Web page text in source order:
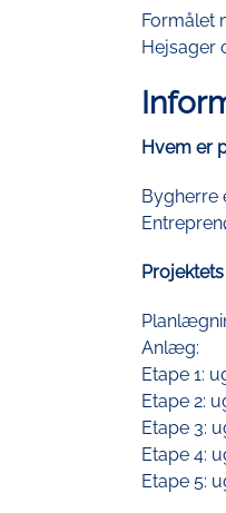
Formålet
Hejsager
Hvem er
Bygherre
Etape 1:
Etape 2:
Etape 3:
Etape 4:
Etape 5: